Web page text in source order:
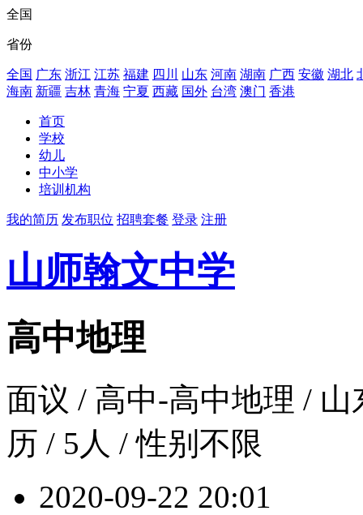
全国
省份
全国 广东 浙江 江苏 福建 四川 山东 河南 湖南 广西 安徽 湖北
海南 新疆 吉林 青海 宁夏 西藏 国外 台湾 澳门 香港
首页
学校
幼儿
中小学
培训机构
我的简历 发布职位 招聘套餐 登录 注册
山师翰文中学
高中地理
面议 / 高中-高中地理 /
历 / 5人 / 性别不限
2020-09-22 20:01